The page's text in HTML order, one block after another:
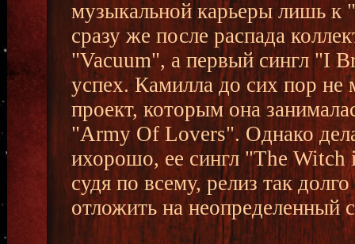
музыкальной карьеры лишь
сразу же после распада
"Vacuum", а первый сингл "I
успех. Камилла до сих пор не
проект, которым она
"Army Of Lovers". Однако
ихорошо, ее сингл "The
судя по всему, релиз так
отложить на неопределенный